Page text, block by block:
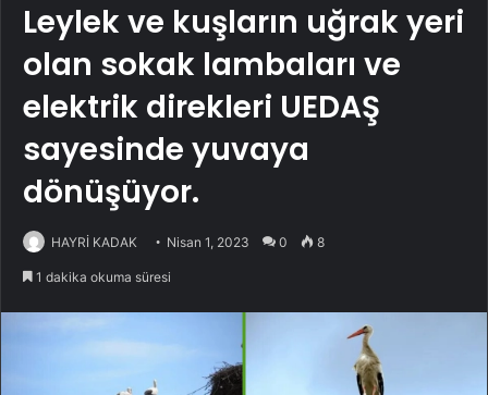
Leylek ve kuşların uğrak yeri
olan sokak lambaları ve
elektrik direkleri UEDAŞ
sayesinde yuvaya
dönüşüyor.
HAYRİ KADAK Nisan 1, 2023 0 8
1 dakika okuma süresi